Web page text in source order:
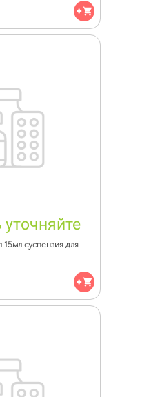
суспензия для